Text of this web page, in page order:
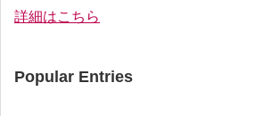
詳細はこちら
Popular Entries